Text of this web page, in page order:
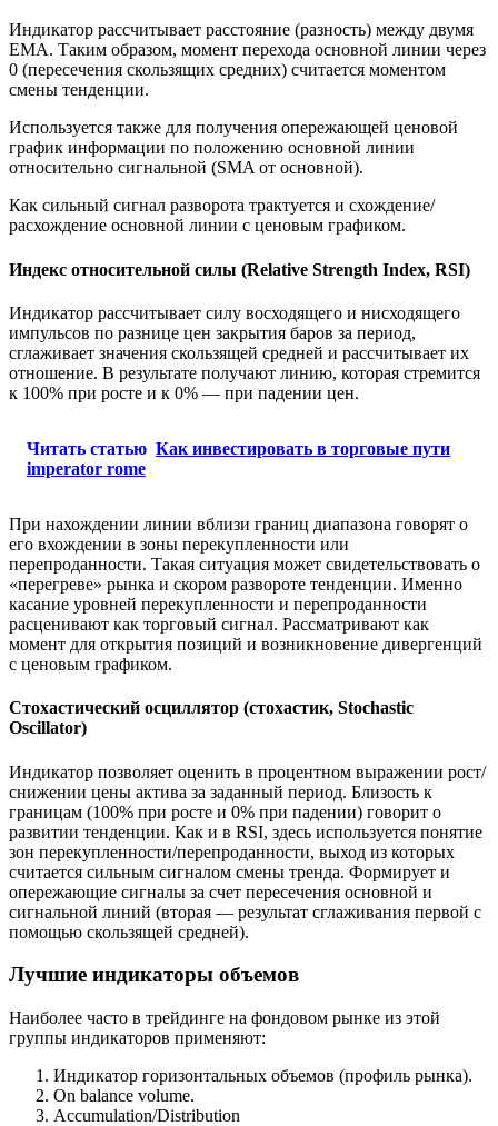
Индикатор рассчитывает расстояние (разность) между двумя
EMA. Таким образом, момент перехода основной линии через
0 (пересечения скользящих средних) считается моментом
смены тенденции.
Используется также для получения опережающей ценовой
график информации по положению основной линии
относительно сигнальной (SMA от основной).
Как сильный сигнал разворота трактуется и схождение/
расхождение основной линии с ценовым графиком.
Индекс относительной силы (Relative Strength Index, RSI)
Индикатор рассчитывает силу восходящего и нисходящего
импульсов по разнице цен закрытия баров за период,
сглаживает значения скользящей средней и рассчитывает их
отношение. В результате получают линию, которая стремится
к 100% при росте и к 0% — при падении цен.
Читать статью Как инвестировать в торговые пути
imperator rome
При нахождении линии вблизи границ диапазона говорят о
его вхождении в зоны перекупленности или
перепроданности. Такая ситуация может свидетельствовать о
«перегреве» рынка и скором развороте тенденции. Именно
касание уровней перекупленности и перепроданности
расценивают как торговый сигнал. Рассматривают как
момент для открытия позиций и возникновение дивергенций
с ценовым графиком.
Стохастический осциллятор (стохастик, Stochastic
Oscillator)
Индикатор позволяет оценить в процентном выражении рост/
снижении цены актива за заданный период. Близость к
границам (100% при росте и 0% при падении) говорит о
развитии тенденции. Как и в RSI, здесь используется понятие
зон перекупленности/перепроданности, выход из которых
считается сильным сигналом смены тренда. Формирует и
опережающие сигналы за счет пересечения основной и
сигнальной линий (вторая — результат сглаживания первой с
помощью скользящей средней).
Лучшие индикаторы объемов
Наиболее часто в трейдинге на фондовом рынке из этой
группы индикаторов применяют:
Индикатор горизонтальных объемов (профиль рынка).
On balance volume.
Accumulation/Distribution